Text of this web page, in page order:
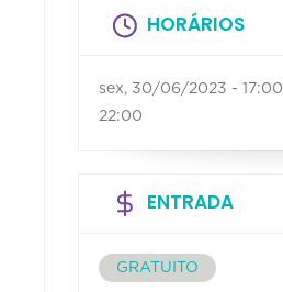
HORÁRIOS
sex, 30/06/2023 - 17:00
22:00
ENTRADA
GRATUITO